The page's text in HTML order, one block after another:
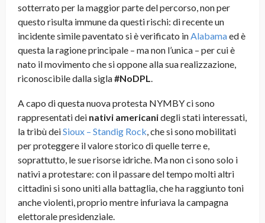
sotterrato per la maggior parte del percorso, non per
questo risulta immune da questi rischi: di recente un
incidente simile paventato si è verificato inAlabamaed è
questa la ragione principale – ma non l’unica – per cui è
nato il movimento che si oppone alla sua realizzazione,
riconoscibile dalla sigla#NoDPL.
A capo di questa nuova protesta NYMBY ci sono
rappresentati dei nativi americanidegli stati interessati,
la tribù deiSioux – Standig Rock, che si sono mobilitati
per proteggere il valore storico di quelle terre e,
soprattutto, le sue risorse idriche. Ma non ci sono solo i
nativi a protestare: con il passare del tempo molti altri
cittadini si sono uniti alla battaglia, che ha raggiunto toni
anche violenti, proprio mentre infuriava la campagna
elettorale presidenziale.